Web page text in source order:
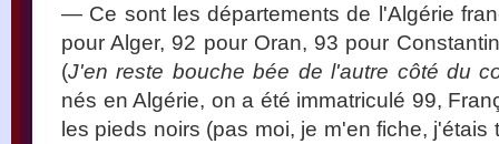
— Ce sont les départements de l'Algérie
pour Alger, 92 pour Oran, 93 pour
(J'en reste bouche bée de l'autre côté du
nés en Algérie, on a été immatriculé 99,
les pieds noirs (pas moi, je m'en fiche,